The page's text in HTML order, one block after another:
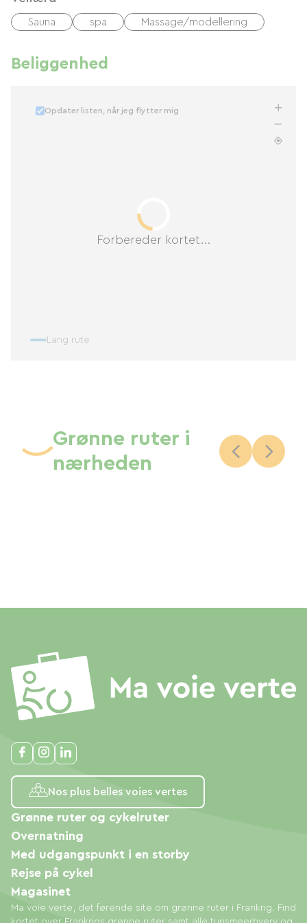
Sauna spa Massage/modellering
Beliggenhed
Forbereder kortet...
Opdater listen, når jeg flytter mig
Lang rute
Grønne ruter i
nærheden
Nos plus belles voies vertes
Ma voie verte, det førende site om grønne ruter i Frankrig. Find
Grønne ruter og cykelruter
Overnatning
Med udgangspunkt i en storby
Rejse på cykel
Magasinet